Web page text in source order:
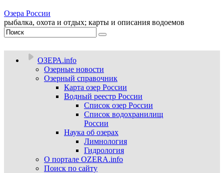
Озера России
рыбалка, охота и отдых; карты и описания водоемов
ОЗЕРА.info
Озерные новости
Озерный справочник
Карта озер России
Водный реестр России
Список озер России
Список водохранилищ
России
Наука об озерах
Лимнология
Гидрология
О портале OZERA.info
Поиск по сайту